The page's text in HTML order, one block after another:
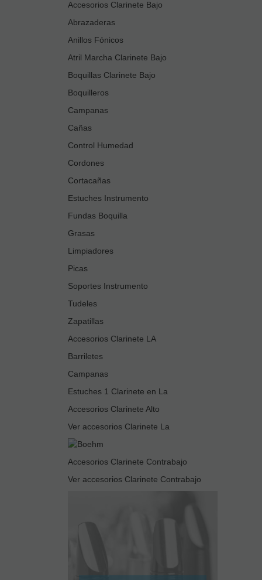
Accesorios Clarinete Bajo
Abrazaderas
Anillos Fónicos
Atril Marcha Clarinete Bajo
Boquillas Clarinete Bajo
Boquilleros
Campanas
Cañas
Control Humedad
Cordones
Cortacañas
Estuches Instrumento
Fundas Boquilla
Grasas
Limpiadores
Picas
Soportes Instrumento
Tudeles
Zapatillas
Accesorios Clarinete LA
Barriletes
Campanas
Estuches 1 Clarinete en La
Accesorios Clarinete Alto
Ver accesorios Clarinete La
Accesorios Clarinete Contrabajo
Ver accesorios Clarinete Contrabajo